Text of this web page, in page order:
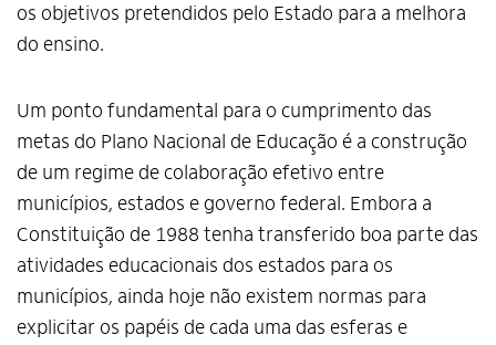
os objetivos pretendidos pelo Estado para a melhora
do ensino.
Um ponto fundamental para o cumprimento das
metas do Plano Nacional de Educação é a construção
de um regime de colaboração efetivo entre
municípios, estados e governo federal. Embora a
Constituição de 1988 tenha transferido boa parte das
atividades educacionais dos estados para os
municípios, ainda hoje não existem normas para
explicitar os papéis de cada uma das esferas e